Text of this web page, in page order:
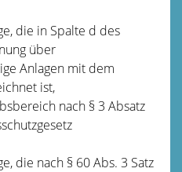
die in Spalte d des
über
Anlagen mit dem
ist,
nach § 3 Absatz
die nach § 60 Abs. 3 Satz